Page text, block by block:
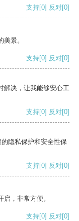
支持[0] 反对[0]
景。
支持[0] 反对[0]
解决，让我能够安心工
支持[0] 反对[0]
隐私保护和安全性保
支持[0] 反对[0]
，非常方便。
支持[0] 反对[0]